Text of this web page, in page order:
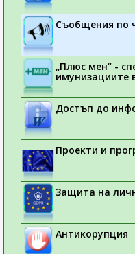
Съобщения по
„Плюс мен“ -
имунизациите
Достъп до
Проекти и
Защита на
Антикорупция